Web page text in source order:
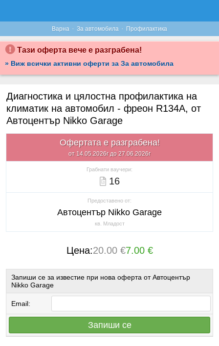
Варна · За автомобила · Профилактика
Тази оферта вече е разграбена!
» Виж всички активни оферти за За автомобила
Диагностика и цялостна профилактика на
климатик на автомобил - фреон R134А, от
Автоцентър Nikko Garage
Офертата е разграбена!
от 14.05.2026г до 27.06.2026г
Грабнати ваучери:
16
Предоставено от:
Автоцентър Nikko Garage
кв. Младост
Цена:20.00 €7.00 €
Запиши се за известие при нова оферта от Автоцентър
Nikko Garage
Email:
Запиши се